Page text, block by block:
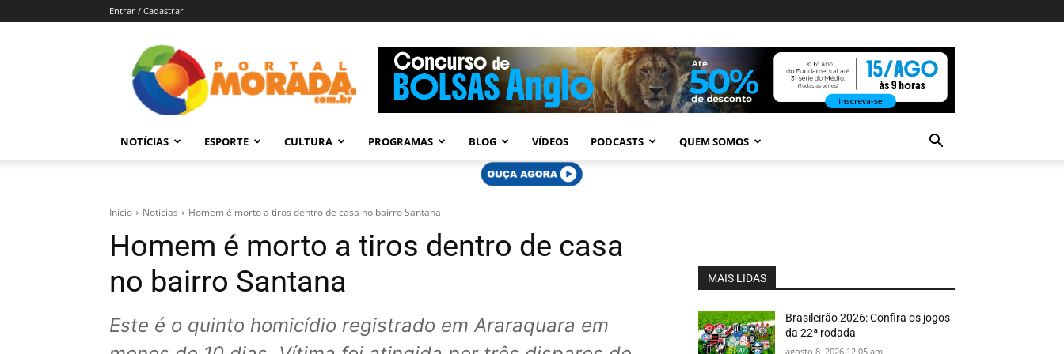
Entrar / Cadastrar
Morada
–
Araraquara
NOTÍCIAS ESPORTE CULTURA PROGRAMAS BLOG VÍDEOS PODCASTS QUEM SOMOS
Início Notícias Homem é morto a tiros dentro de casa no bairro Santana
Homem é morto a tiros dentro de casa
no bairro Santana
Este é o quinto homicídio registrado em Araraquara em
MAIS LIDAS
Brasileirão 2026: Confira os jogos
da 22ª rodada
agosto 8, 2026 12:05 am